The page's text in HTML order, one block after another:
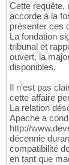
Cette requête,
accorde à la
présenter ces
La fondation
tribunal et
ouvert, la
disponibles.
Il n'est pas
cette affaire
La relation
Apache a
http://
décennie
compatibilité
en tant que